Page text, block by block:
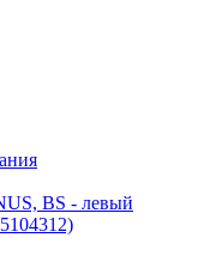
BS - левый